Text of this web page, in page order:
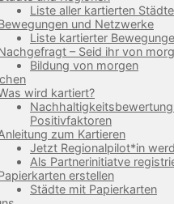
Liste aller kartierten Städte
und Netzwerke
Liste kartierter
– Seid ihr von
Bildung von morgen
wird kartiert?
Positivfaktoren
zum Kartieren
Jetzt Regionalpilot*in
Als Partnerinitiatve
erstellen
Städte mit Papierkarten